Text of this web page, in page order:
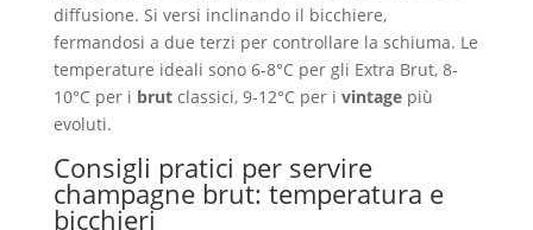
diffusione. Si versi inclinando il bicchiere,
fermandosi a due terzi per controllare la schiuma. Le
temperature ideali sono 6-8°C per gli Extra Brut, 8-
10°C per i brutclassici, 9-12°C per i vintagepiù
evoluti.
Consigli pratici per servire
champagne brut: temperatura e
bicchieri